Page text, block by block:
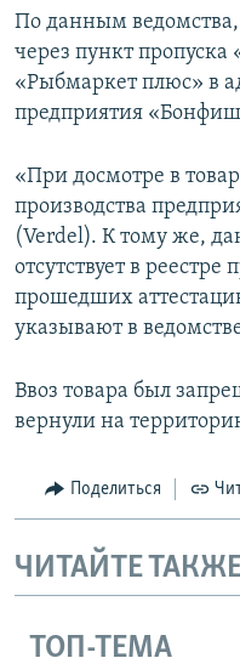
ПОБЕДИТЕЛЕЙ НЕ СУДЯТ?
КРЫМ.НЕПОКОРЕННЫЙ
ELIFBE
УКРАИНСКАЯ ПРОБЛЕМА
Qırımtatar
ПРИСОЕДИНЯЙТЕСЬ!
Все сайты RFE/RL
По данным ведомства,
через пункт
«Рыбмаркет плюс» в
предприятия
«При досмотре в
производства
(Verdel). К тому же,
отсутствует в
прошедших
указывают в
Ввоз товара был
вернули на
Поделиться
ЧИТАЙТЕ
ТОП-ТЕМА